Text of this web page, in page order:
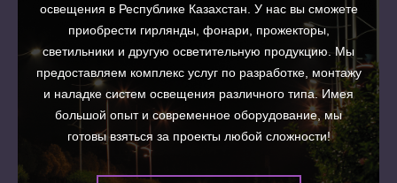
освещения в Республике Казахстан. У нас вы сможете
приобрести гирлянды, фонари, прожекторы,
светильники и другую осветительную продукцию. Мы
предоставляем комплекс услуг по разработке, монтажу
и наладке систем освещения различного типа. Имея
большой опыт и современное оборудование, мы
готовы взяться за проекты любой сложности!